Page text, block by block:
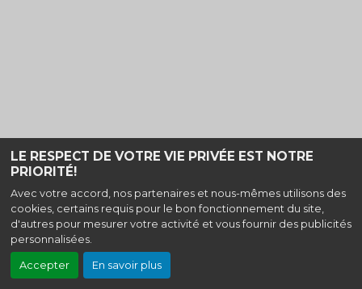
LE RESPECT DE VOTRE VIE PRIVÉE EST NOTRE
PRIORITÉ!
Avec votre accord, nos partenaires et nous-mêmes utilisons des
cookies, certains requis pour le bon fonctionnement du site,
d'autres pour mesurer votre activité et vous fournir des publicités
personnalisées.
Accepter En savoir plus